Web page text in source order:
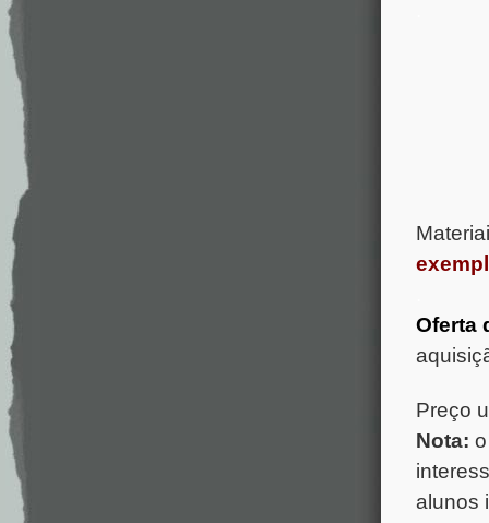
Oferta
Preço
Nota:
alunos